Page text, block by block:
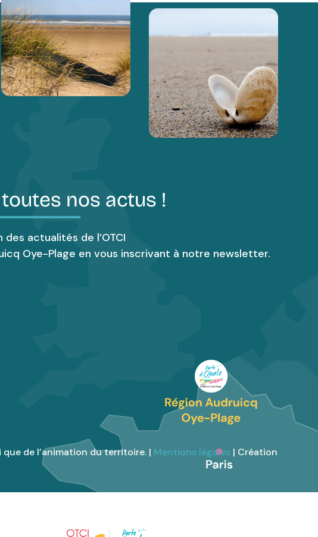
nos actus !
des actualités de l’OTCI
Oye-Plage en vous inscrivant à notre newsletter.
de l’animation du territoire. | Mentions légales | Création